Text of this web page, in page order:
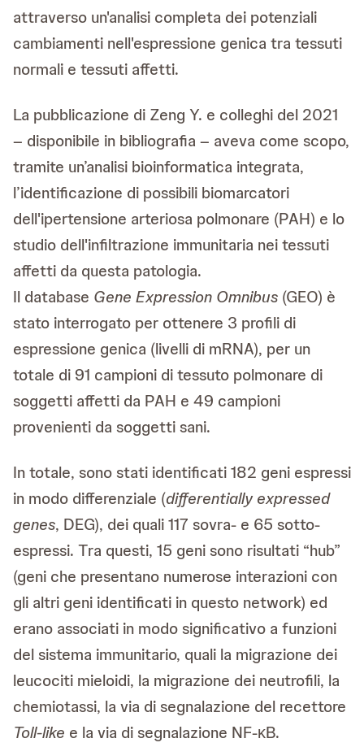
attraverso un'analisi completa dei potenziali
cambiamenti nell'espressione genica tra tessuti
normali e tessuti affetti.
La pubblicazione di Zeng Y. e colleghi del 2021
– disponibile in bibliografia – aveva come scopo,
tramite un’analisi bioinformatica integrata,
l’identificazione di possibili biomarcatori
dell'ipertensione arteriosa polmonare (PAH) e lo
studio dell'infiltrazione immunitaria nei tessuti
affetti da questa patologia.
Il database Gene Expression Omnibus (GEO) è
stato interrogato per ottenere 3 profili di
espressione genica (livelli di mRNA), per un
totale di 91 campioni di tessuto polmonare di
soggetti affetti da PAH e 49 campioni
provenienti da soggetti sani.
In totale, sono stati identificati 182 geni espressi
in modo differenziale (differentially expressed
genes, DEG), dei quali 117 sovra- e 65 sotto-
espressi. Tra questi, 15 geni sono risultati “hub”
(geni che presentano numerose interazioni con
gli altri geni identificati in questo network) ed
erano associati in modo significativo a funzioni
del sistema immunitario, quali la migrazione dei
leucociti mieloidi, la migrazione dei neutrofili, la
chemiotassi, la via di segnalazione del recettore
Toll-like e la via di segnalazione NF-κB.